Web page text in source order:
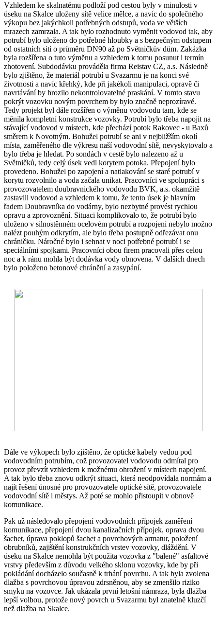
Vzhledem ke skalnatému podloží pod cestou byly v minulosti v
úseku na Skalce uloženy sítě velice mělce, a navíc do společného
výkopu bez jakýchkoli potřebných odstupů, voda ve větších
mrazech zamrzala. A tak bylo rozhodnuto vyměnit vodovod tak, aby
potrubí bylo uloženo do potřebné hloubky a s bezpečným odstupem
od ostatních sítí o průměru DN90 až po Světničkův dům. Zakázka
byla rozšířena o tuto výměnu a vzhledem k tomu posunut i termín
zhotovení. Subdodávku prováděla firma Reistav CZ, a.s. Následně
bylo zjištěno, že materiál potrubí u Svazarmu je na konci své
životnosti a navíc křehký, kde při jakékoli manipulaci, opravě či
navrtávání by hrozilo nekontrolovatelné praskání. V tomto stavu
pokrýt vozovku novým povrchem by bylo značně neprozíravé.
Tedy projekt byl dále rozšířen o výměnu vodovodu tam, kde se
měnila kompletní konstrukce vozovky. Potrubí bylo třeba napojit na
stávající vodovod v místech, kde přechází potok Rakovec - u Baxů
směrem k Novotným. Bohužel potrubí se ani v nejbližším okolí
místa, zaměřeného dle výkresu naší vodovodní sítě, nevyskytovalo a
bylo třeba je hledat. Po sondách v cestě bylo nalezeno až u
Světničků, tedy celý úsek vedl korytem potoka. Přepojení bylo
provedeno. Bohužel po zapojení a natlakování se staré potrubí v
korytu rozvolnilo a voda začala unikat. Pracovníci ve spolupráci s
provozovatelem doubravnického vodovodu BVK, a.s. okamžitě
zastavili vodovod a vzhledem k tomu, že tento úsek je hlavním
řadem Doubravníka do vodárny, bylo nezbytné provést rychlou
opravu a zprovoznění. Situaci komplikovalo to, že potrubí bylo
uloženo v silnostěnném ocelovém potrubí a rozpojení nebylo možno
nalézt pouhým odkrytím, ale bylo třeba postupně odřezávat onu
chráničku. Náročné bylo i sehnat v noci potřebné potrubí i se
speciálními spojkami. Pracovníci obou firem pracovali přes celou
noc a k ránu mohla být dodávka vody obnovena. V dalších dnech
bylo položeno betonové chránění a zasypání.
Dále ve výkopech bylo zjištěno, že optické kabely vedou pod
vodovodním potrubím, což provozovatel vodovodu odmítal pro
provoz převzít vzhledem k možnému ohrožení v místech napojení.
A tak bylo třeba znovu odkrýt situaci, která neodpovídala normám a
najít řešení únosné pro provozovatele optické sítě, provozovatele
vodovodní sítě i městys. Až poté se mohlo přistoupit v obnově
komunikace.
Pak už následovalo přepojení vodovodních přípojek zaměření
komunikace, přepojení dvou kanalizačních přípojek, oprava dvou
šachet, úprava poklopů šachet a povrchových armatur, položení
obrubníků, zajištění konstrukčních vrstev vozovky, dláždění. V
úseku na Skalce nemohla být použita vozovka z "balené" asfaltové
vrstvy především z důvodu velkého sklonu vozovky, kde by při
pokládání docházelo současně k trhání povrchu. A tak byla zvolena
dlažba s povrchovou úpravou zdrsněnou, aby se zmenšilo riziko
smyku na vozovce. Jak ukázala první letošní námraza, byla dlažba
lepší volbou, protože nový povrch u Svazarmu byl znatelně kluzčí
než dlažba na Skalce.